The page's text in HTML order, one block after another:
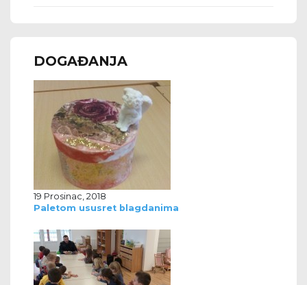
DOGAĐANJA
19 Prosinac, 2018
Paletom ususret blagdanima